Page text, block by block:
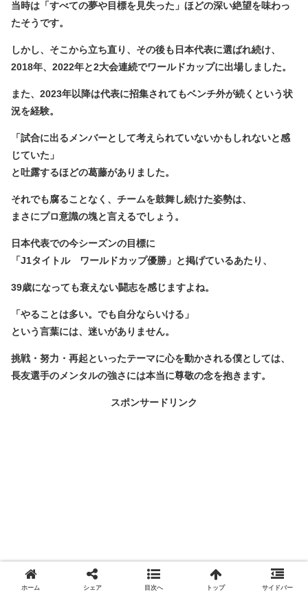
当時は「すべての夢や目標を見失った」ほどの深い絶望を味わっ
たそうです。
しかし、そこから立ち直り、その後も日本代表に選ばれ続け、
2018年、2022年と2大会連続でワールドカップに出場しました。
また、2023年以降は代表に招集されてもベンチ外が続くという状
況を経験。
「試合に出るメンバーとして考えられていないかもしれないと感
じていた」
と吐露するほどの葛藤がありました。
それでも腐ることなく、チームを鼓舞し続けた姿勢は、
まさにプロ意識の塊と言えるでしょう。
日本代表での今シーズンの目標に
「J1タイトル ワールドカップ優勝」と掲げているあたり、
39歳になっても衰えない闘志を感じますよね。
「やることは多い。でも自分ならいける」
という言葉には、迷いがありません。
挑戦・努力・再起といったテーマに心を動かされる僕としては、
長友選手のメンタルの強さには本当に尊敬の念を抱きます。
スポンサードリンク
ホーム シェア 目次へ トップ サイドバー